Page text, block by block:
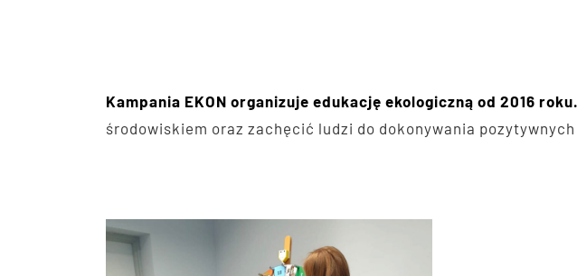
Kampania EKON organizuje edukację ekologiczną od 2016 roku.
środowiskiem oraz zachęcić ludzi do dokonywania